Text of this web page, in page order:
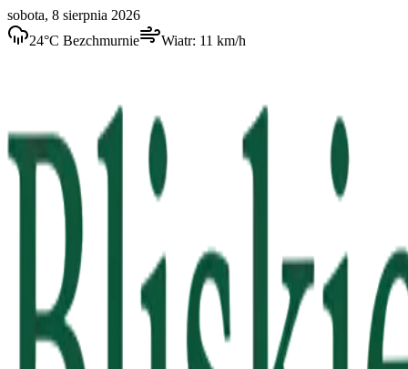
sobota, 8 sierpnia 2026
24°C Bezchmurnie Wiatr: 11 km/h